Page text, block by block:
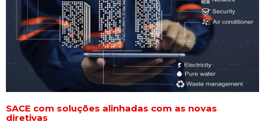
SACE com soluções alinhadas com as novas
diretivas